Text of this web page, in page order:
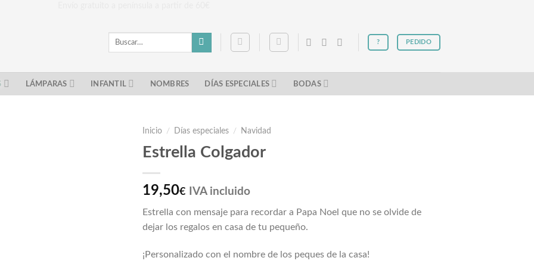
Buscar
? PEDIDO
LÁMPARAS INFANTIL NOMBRES DÍAS ESPECIALES BODAS
Inicio / Días especiales / Navidad
Estrella Colgador
19,50€ IVA incluido
Estrella con mensaje para recordar a Papa Noel que no se olvide de
dejar los regalos en casa de tu pequeño.
¡Personalizado con el nombre de los peques de la casa!